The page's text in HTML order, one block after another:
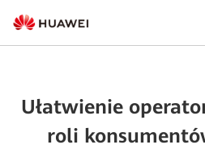
Ułatwienie
roli